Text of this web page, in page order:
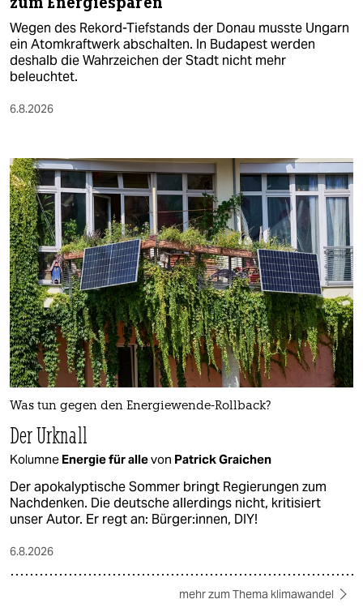
Wegen des Rekord-Tiefstands der Donau musste Ungarn
ein Atomkraftwerk abschalten. In Budapest werden
deshalb die Wahrzeichen der Stadt nicht mehr
beleuchtet.
6.8.2026
Was tun gegen den Energiewende-Rollback?
Der Urknall
Kolumne Energie für allevon Patrick Graichen
Der apokalyptische Sommer bringt Regierungen zum
Nachdenken. Die deutsche allerdings nicht, kritisiert
unser Autor. Er regt an: Bürger:innen, DIY!
6.8.2026
mehr zum Thema klimawandel